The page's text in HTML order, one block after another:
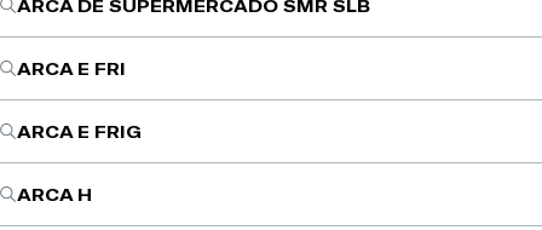
ARCA DE SUPERMERCADO SMR SLB
ARCA E FRI
ARCA E FRIG
ARCA H